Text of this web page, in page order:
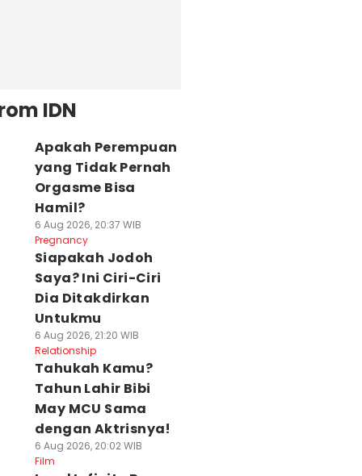
IDN
Apakah Perempuan
yang Tidak Pernah
Orgasme Bisa
Hamil?
6 Aug 2026, 20:37 WIB
Pregnancy
Siapakah Jodoh
Saya? Ini Ciri-Ciri
Dia Ditakdirkan
Untukmu
6 Aug 2026, 21:20 WIB
Relationship
Tahukah Kamu?
Tahun Lahir Bibi
May MCU Sama
dengan Aktrisnya!
6 Aug 2026, 20:02 WIB
Film